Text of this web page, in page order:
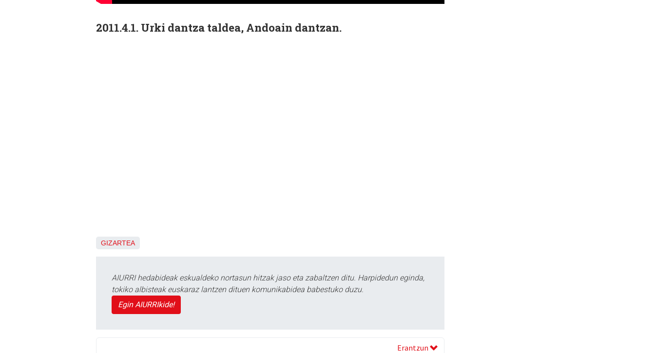
2011.4.1. Urki dantza taldea, Andoain dantzan.
GIZARTEA
AIURRI hedabideak eskualdeko nortasun hitzak jaso eta zabaltzen ditu. Harpidedun eginda,
tokiko albisteak euskaraz lantzen dituen komunikabidea babestuko duzu.
Egin AIURRIkide!
Erantzun